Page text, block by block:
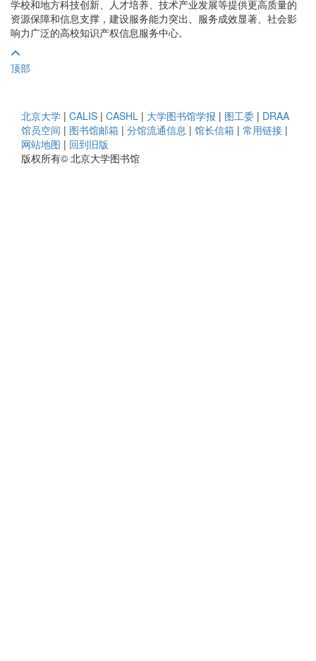
学校和地方科技创新、人才培养、技术产业发展等提供更高质量的
资源保障和信息支撑，建设服务能力突出、服务成效显著、社会影
响力广泛的高校知识产权信息服务中心。
顶部
北京大学 | CALIS | CASHL | 大学图书馆学报 | 图工委 | DRAA
馆员空间 | 图书馆邮箱 | 分馆流通信息 | 馆长信箱 | 常用链接 |
网站地图 | 回到旧版
版权所有© 北京大学图书馆